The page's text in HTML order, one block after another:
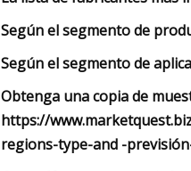
Según el segmento de
Según el segmento de
Obtenga una copia de
https://
regions-type-and -